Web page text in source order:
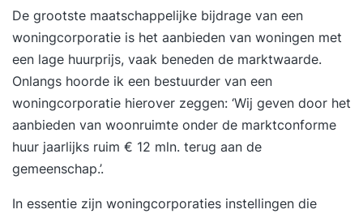
verkennen. Zo werk je toe naar een duidelijk
beeld van hoe je wilt werken en leven tot én na je
pensioen, en welke vervolgstappen daarbij
passen. Voor wie?: Je gaat binnen een paar jaar
met pensioen Je wilt onderzoeken welk moment
om te stoppen passend is Je wilt bewuste keuzes
voorbereiden over werk en leven tot én na je
pensioen Je hebt behoefte aan persoonlijke
beeld van pensioen en de overgang ernaartoe
De grootste maatschappelijke bijdrage van een
woningcorporatie is het aanbieden van woningen met
een lage huurprijs, vaak beneden de marktwaarde.
Onlangs hoorde ik een bestuurder van een
woningcorporatie hierover zeggen: ‘Wij geven door het
aanbieden van woonruimte onder de marktconforme
huur jaarlijks ruim € 12 mln. terug aan de
gemeenschap.’.
In essentie zijn woningcorporaties instellingen die